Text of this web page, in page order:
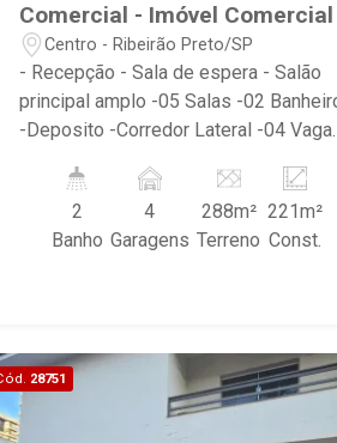
Comercial - Imóvel Comercial
Centro - Ribeirão Preto/SP
- Recepção - Sala de espera - Salão
principal amplo -05 Salas -02 Banheiros
-Deposito -Corredor Lateral -04 Vagas
2
Banho
4
Garagens
288m²
Terreno
221m²
Const.
28751